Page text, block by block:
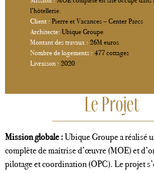
l’hôtellerie.
Client : Pierre et Vacances – Center Parcs
Architecte: Ubique Groupe
Montant des travaux : 26M euros
Nombre de logements : 477 cottages
Livraison : 2020
Le Projet
Mission globale :Ubique Groupe a réalisé
complète de maîtrise d’œuvre (MOE) et
pilotage et coordination (OPC). Le projet